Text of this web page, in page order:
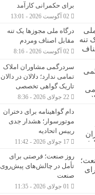
برای حکمرانی کارآمد
درگاه ملی مجوزها یک تنه
مقابل اصناف ومردم
سردرگمی مشاوران املاک
تمامی ندارد؛ دلالان در دالان
تاریک گواهی تخصصی
دام گواهینامه برای دختران
موتورسوار؛ هشدار جدی
رییس اتحادیه
روز صنعت؛ فرصتی برای
تأمل در چالش‌های پیش‌روی
صنعت